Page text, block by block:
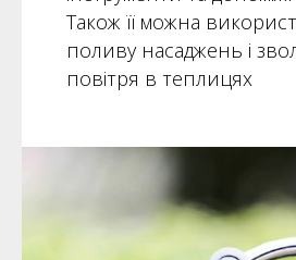
Також її можна
поливу насаджень і
повітря в теплицях